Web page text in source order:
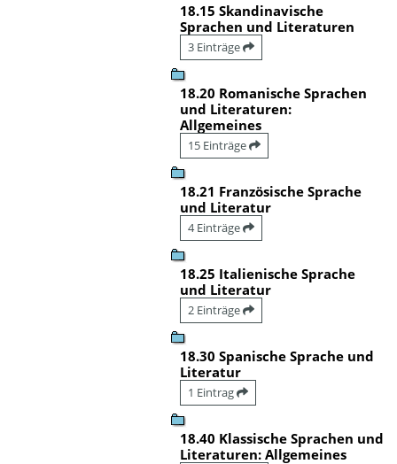
18.15 Skandinavische
Sprachen und Literaturen
3 Einträge
18.20 Romanische Sprachen
und Literaturen:
Allgemeines
15 Einträge
18.21 Französische Sprache
und Literatur
4 Einträge
18.25 Italienische Sprache
und Literatur
2 Einträge
18.30 Spanische Sprache und
Literatur
1 Eintrag
18.40 Klassische Sprachen und
Literaturen: Allgemeines